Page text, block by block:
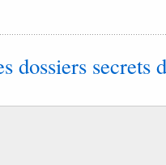
dossiers secrets